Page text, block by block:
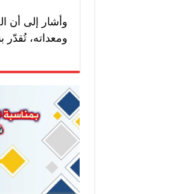
وأشار إلى أن
ومعداته، تُقدّر بنحو 250